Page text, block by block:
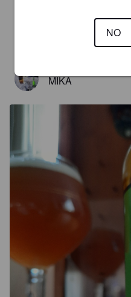
bien la fermentation, en
MIKA
NO